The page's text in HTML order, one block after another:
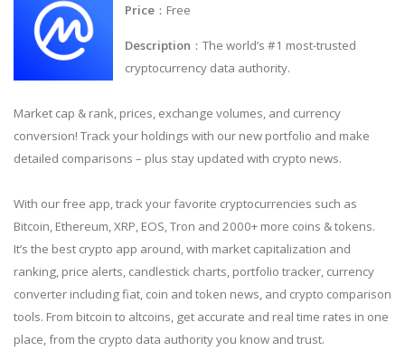
Price ：Free
Description ：The world’s #1 most-trusted
cryptocurrency data authority.
Market cap & rank, prices, exchange volumes, and currency
conversion! Track your holdings with our new portfolio and make
detailed comparisons – plus stay updated with crypto news.
With our free app, track your favorite cryptocurrencies such as
Bitcoin, Ethereum, XRP, EOS, Tron and 2000+ more coins & tokens.
It’s the best crypto app around, with market capitalization and
ranking, price alerts, candlestick charts, portfolio tracker, currency
converter including fiat, coin and token news, and crypto comparison
tools. From bitcoin to altcoins, get accurate and real time rates in one
place, from the crypto data authority you know and trust.